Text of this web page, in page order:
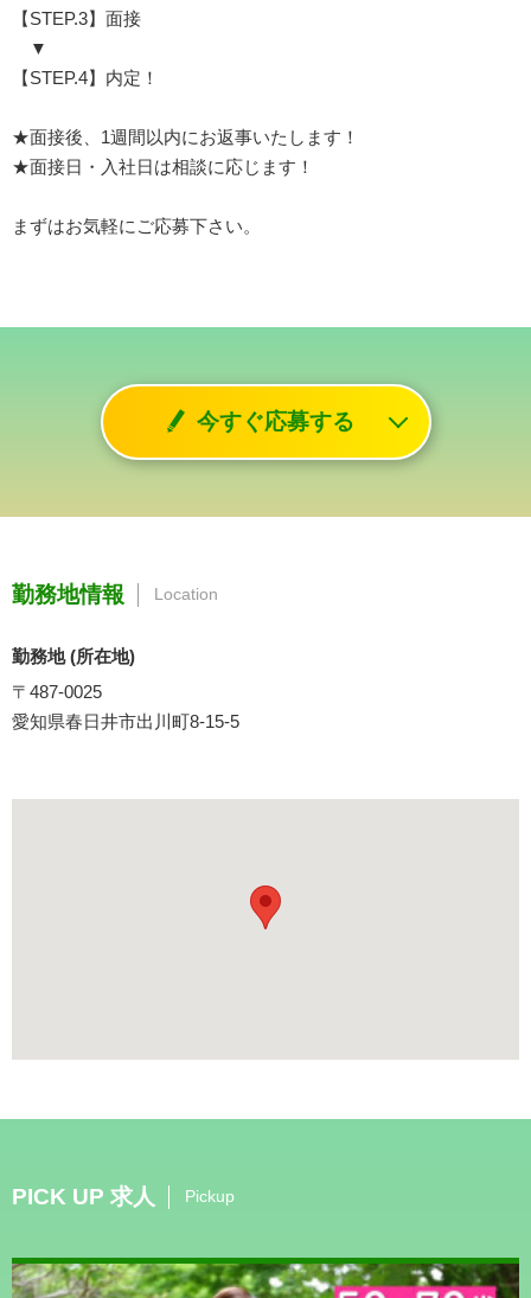
【STEP.3】面接
▼
【STEP.4】内定！
★面接後、1週間以内にお返事いたします！
★面接日・入社日は相談に応じます！
まずはお気軽にご応募下さい。
今すぐ応募する
勤務地情報 Location
勤務地 (所在地)
〒487-0025
愛知県春日井市出川町8-15-5
PICK UP 求人 Pickup